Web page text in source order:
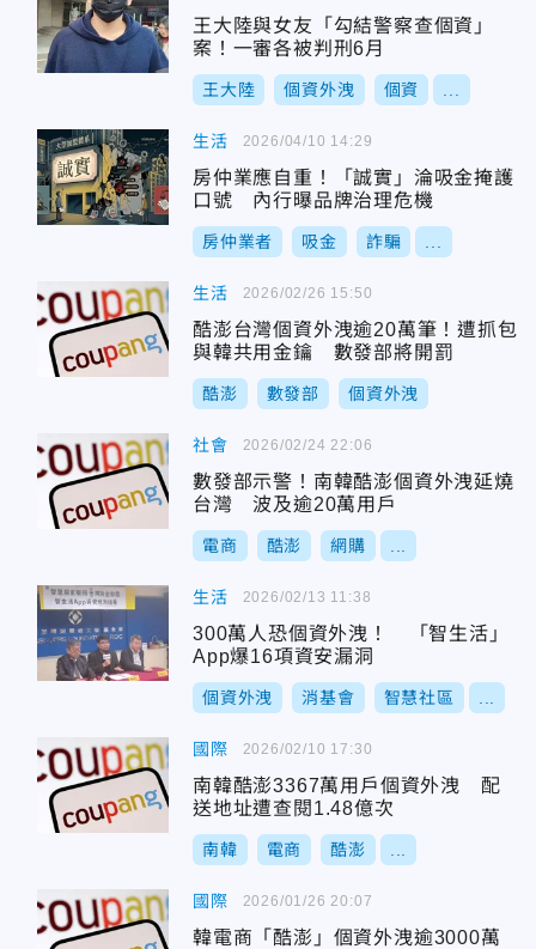
王大陸與女友「勾結警察查個資」
案！一審各被判刑6月
王大陸 個資外洩 個資
生活
房仲業應自重！「誠實」淪吸金掩護
口號 內行曝品牌治理危機
房仲業者 吸金 詐騙
2026/04/10 14:29
生活
酷澎台灣個資外洩逾20萬筆！遭抓包
與韓共用金鑰 數發部將開罰
酷澎 數發部 個資外洩
2026/02/26 15:50
社會
數發部示警！南韓酷澎個資外洩延燒
台灣 波及逾20萬用戶
電商 酷澎 網購
2026/02/24 22:06
生活
300萬人恐個資外洩！ 「智生活」
App爆16項資安漏洞
個資外洩 消基會 智慧社區
2026/02/13 11:38
國際
南韓酷澎3367萬用戶個資外洩 配
送地址遭查閱1.48億次
南韓 電商 酷澎
2026/02/10 17:30
國際
韓電商「酷澎」個資外洩逾3000萬
2026/01/26 20:07